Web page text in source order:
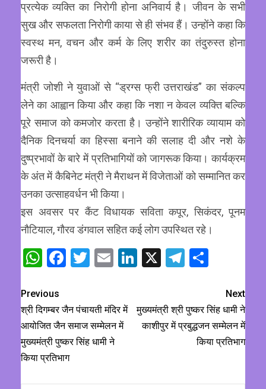
प्रत्येक व्यक्ति का निरोगी होना अनिवार्य है। जीवन के सभी
सुख और सफलता निरोगी काया से ही संभव हैं। उन्होंने कहा कि
स्वस्थ मन, वचन और कर्म के लिए शरीर का तंदुरुस्त होना
जरूरी है।
मंत्री जोशी ने युवाओं से “ड्रग्स फ्री उत्तराखंड” का संकल्प
लेने का आह्वान किया और कहा कि नशा न केवल व्यक्ति बल्कि
पूरे समाज को कमजोर करता है। उन्होंने शारीरिक व्यायाम को
दैनिक दिनचर्या का हिस्सा बनाने की सलाह दी और नशे के
दुष्प्रभावों के बारे में प्रतिभागियों को जागरूक किया। कार्यक्रम
के अंत में कैबिनेट मंत्री ने मैराथन में विजेताओं को सम्मानित कर
उनका उत्साहवर्धन भी किया।
इस अवसर पर कैंट विधायक सविता कपूर, सिकंदर, पूनम
नौटियाल, गौरव डंगवाल सहित कई लोग उपस्थित रहे।
WhatsApp
Facebook
Twitter
EmailLinkedIn
X Telegram
Previous
श्री दिगम्बर जैन पंचायती मंदिर में
आयोजित जैन समाज सम्मेलन में
मुख्यमंत्री पुष्कर सिंह धामी ने
किया प्रतिभाग
Next
मुख्यमंत्री श्री पुष्कर सिंह धामी ने
काशीपुर में प्रबुद्धजन सम्मेलन में
किया प्रतिभाग